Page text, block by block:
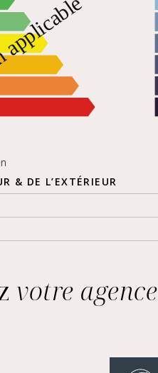
& DE L’EXTÉRIEUR
votre agence